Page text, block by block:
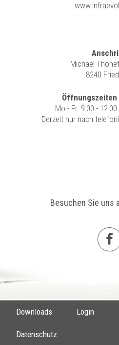
Michael-
8240
Öffnungszeiten
Mo - Fr: 9:00 -
Derzeit nur nach
Besuchen Sie uns
Downloads Login
Datenschutz